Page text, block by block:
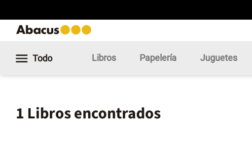
Todo Libros Papelería Juguetes
1 Libros encontrados